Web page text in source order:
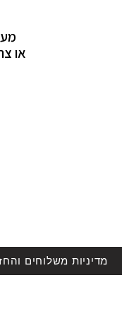
או
מדיניות משלוחים